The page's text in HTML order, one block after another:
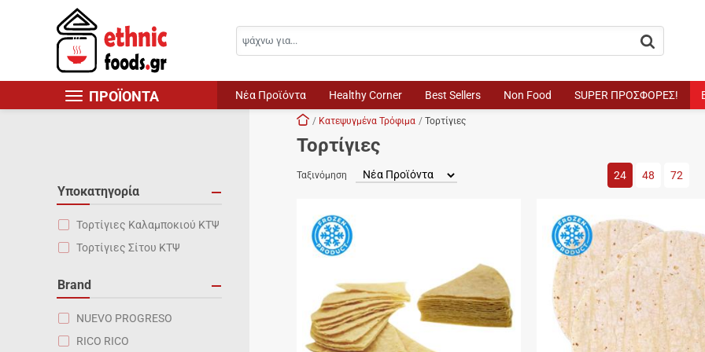
ΠΡΟΪΟΝΤΑ
Αναζήτηση
button.search
Skip navigation
Κουζίνες του Κόσμου
Healthy Corner
Νέα Προϊόντα Healthy Corner Best Sellers Non Food SUPER ΠΡΟΣΦΟΡΕΣ!
Αρχική
Κατεψυγμένα Τρόφιμα Τορτίγιες
Τορτίγιες
Ταξινόμηση Προϊόντα / σελίδα
24 48 72
Υποκατηγορία
Τορτίγιες Καλαμποκιού ΚΤΨ
Τορτίγιες Σίτου ΚΤΨ
Brand
NUEVO PROGRESO
RICO RICO